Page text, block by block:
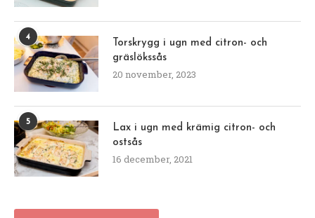
4
Torskrygg i ugn med citron- och
gräslökssås
20 november, 2023
5
Lax i ugn med krämig citron- och
ostsås
16 december, 2021